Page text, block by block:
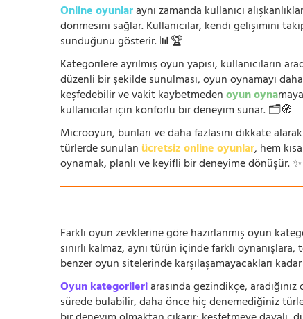
Online oyunlaraynı zamanda kullanıcı
dönmesini sağlar. Kullanıcılar, kendi gelişimini
sunduğunu gösterir. 📊🏆
Kategorilere ayrılmış oyun yapısı, kullanıcıların
düzenli bir şekilde sunulması, oyun oynamayı
keşfedebilir ve vakit kaybetmedenoyun oyna
kullanıcılar için konforlu bir deneyim sunar. 🗂️🧭
Microoyun, bunları ve daha fazlasını dikkate
türlerde sunulan ücretsiz online oyunlar, hem
oynamak, planlı ve keyifli bir deneyime dönüşür. ✨
Farklı oyun zevklerine göre hazırlanmış oyun
sınırlı kalmaz, aynı türün içinde farklı
benzer oyun sitelerinde karşılaşamayacakları kadar
Oyun kategorileriarasında gezindikçe,
sürede bulabilir, daha önce hiç denemediğiniz